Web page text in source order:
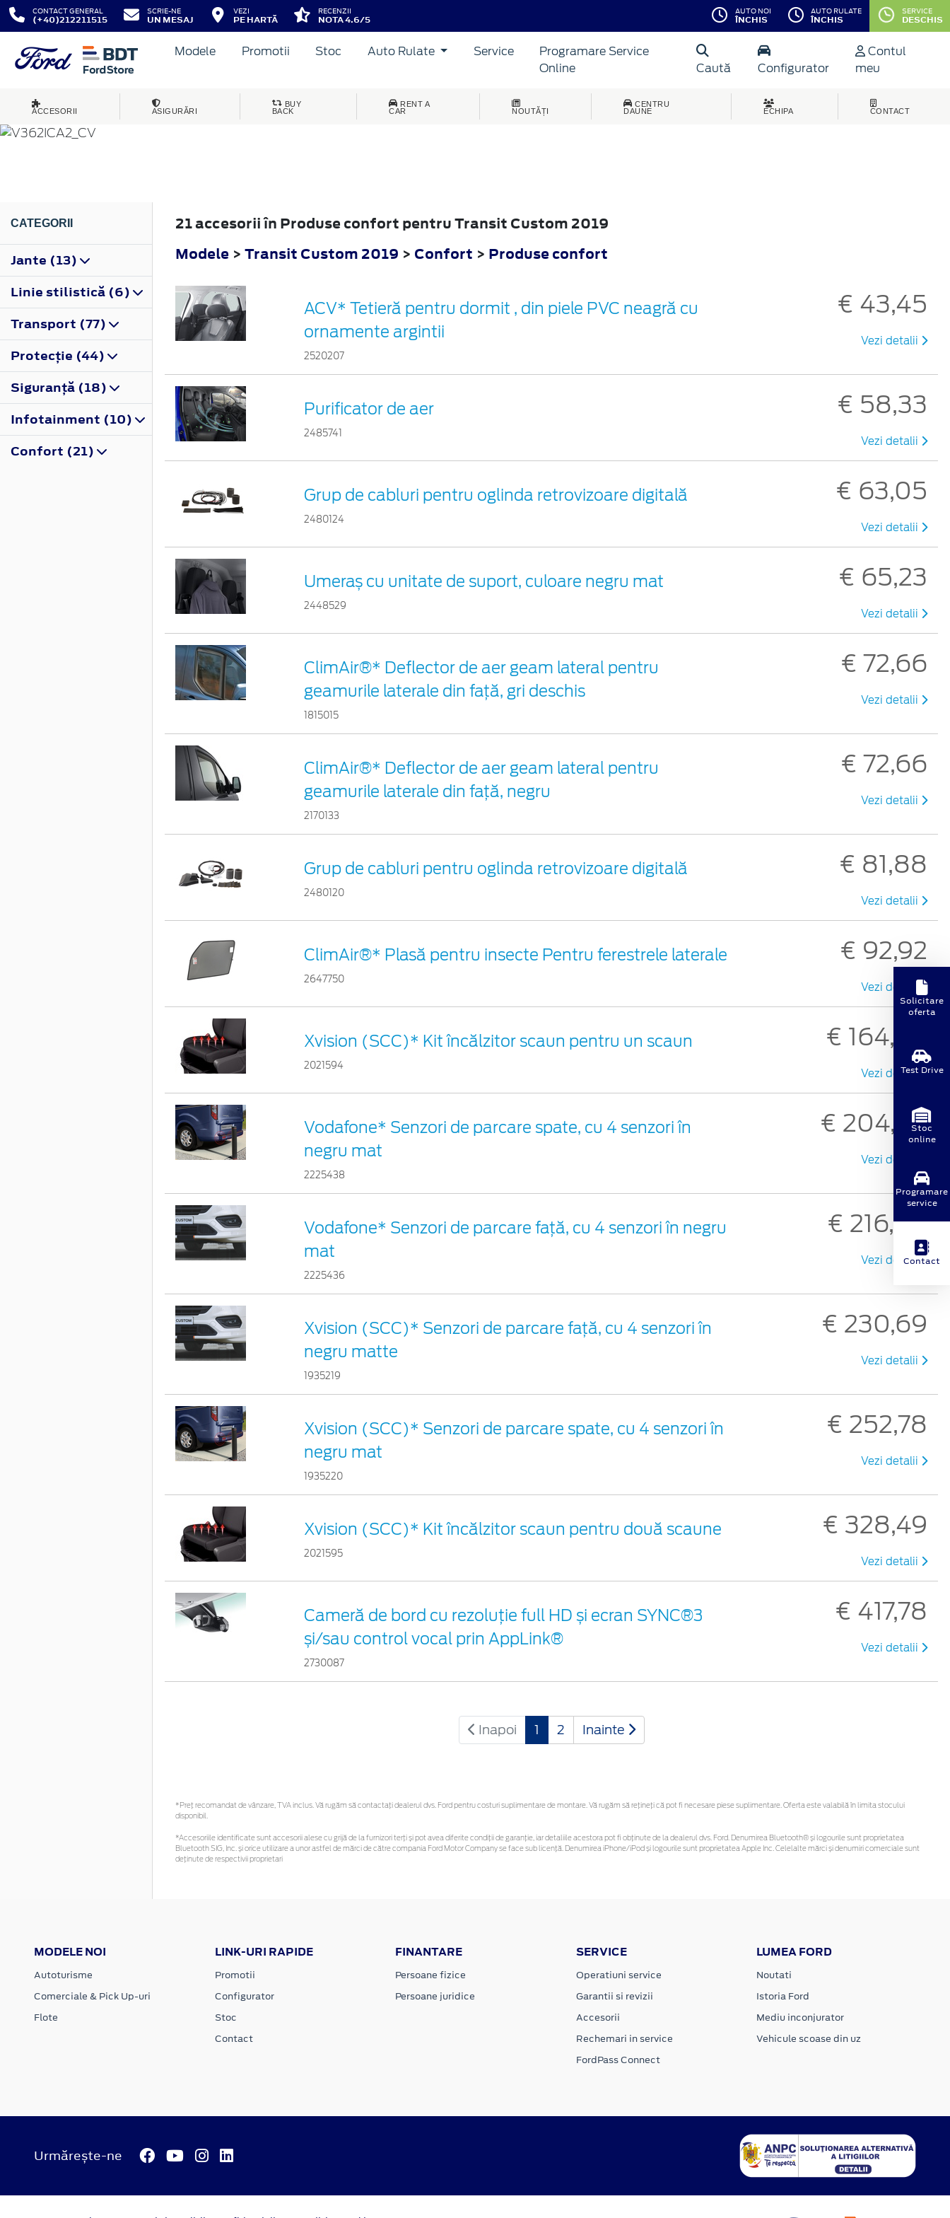
CONTACT GENERAL
(+40)212211515
SCRIE-NE
UN MESAJ
VEZI
PE HARTĂ
RECENZII
NOTA 4.6/5
AUTO NOI
ÎNCHIS
AUTO RULATE
ÎNCHIS
SERVICE
DESCHIS
Modele Promotii Stoc Auto Rulate Service
Programare Service
Online
Caută Configurator
Contul
meu
ACCESORII ASIGURĂRI
BUY
BACK
RENT A
CAR
NOUTĂȚI
CENTRU
DAUNE
ECHIPA CONTACT
TRANSIT CUSTOM
CATEGORII
Jante (13)
Linie stilistică (6)
Transport (77)
Protecţie (44)
Siguranţă (18)
Infotainment (10)
Confort (21)
21 accesorii în Produse confort pentru Transit Custom 2019
Modele > Transit Custom 2019 > Confort > Produse confort
ACV* Tetieră pentru dormit , din piele PVC neagră cu
ornamente argintii
2520207
€ 43,45
Vezi detalii
Purificator de aer
2485741
€ 58,33
Vezi detalii
Grup de cabluri pentru oglinda retrovizoare digitală
2480124
€ 63,05
Vezi detalii
Umeraș cu unitate de suport, culoare negru mat
2448529
€ 65,23
Vezi detalii
ClimAir®* Deflector de aer geam lateral pentru
geamurile laterale din faţă, gri deschis
1815015
€ 72,66
Vezi detalii
ClimAir®* Deflector de aer geam lateral pentru
geamurile laterale din faţă, negru
2170133
€ 72,66
Vezi detalii
Grup de cabluri pentru oglinda retrovizoare digitală
2480120
€ 81,88
Vezi detalii
ClimAir®* Plasă pentru insecte Pentru ferestrele laterale
2647750
€ 92,92
Vezi detalii
Xvision (SCC)* Kit încălzitor scaun pentru un scaun
2021594
€ 164,90
Vezi detalii
Vodafone* Senzori de parcare spate, cu 4 senzori în
negru mat
2225438
€ 204,64
Vezi detalii
Vodafone* Senzori de parcare față, cu 4 senzori în negru
mat
2225436
€ 216,60
Vezi detalii
Xvision (SCC)* Senzori de parcare faţă, cu 4 senzori în
negru matte
1935219
€ 230,69
Vezi detalii
Xvision (SCC)* Senzori de parcare spate, cu 4 senzori în
negru mat
1935220
€ 252,78
Vezi detalii
Xvision (SCC)* Kit încălzitor scaun pentru două scaune
2021595
€ 328,49
Vezi detalii
Cameră de bord cu rezoluție full HD și ecran SYNC®3
și/sau control vocal prin AppLink®
2730087
€ 417,78
Vezi detalii
Inapoi 1 2 Inainte
*Preţ recomandat de vânzare, TVA inclus. Vă rugăm să contactaţi dealerul dvs. Ford pentru costuri suplimentare de montare. Vă rugăm să rețineți că pot fi necesare piese suplimentare. Oferta este valabilă în limita stocului
disponibil.
*Accesoriile identificate sunt accesorii alese cu grijă de la furnizori terți și pot avea diferite condiții de garanție, iar detaliile acestora pot fi obținute de la dealerul dvs. Ford. Denumirea Bluetooth® și logourile sunt proprietatea
Bluetooth SIG, Inc. și orice utilizare a unor astfel de mărci de către compania Ford Motor Company se face sub licență. Denumirea iPhone/iPod și logourile sunt proprietatea Apple Inc. Celelalte mărci și denumiri comerciale sunt
deținute de respectivii proprietari
MODELE NOI
Autoturisme
Comerciale & Pick Up-uri
Flote
LINK-URI RAPIDE
Promotii
Configurator
Stoc
Contact
FINANTARE
Persoane fizice
Persoane juridice
SERVICE
Operatiuni service
Garantii si revizii
Accesorii
Rechemari in service
FordPass Connect
LUMEA FORD
Noutati
Istoria Ford
Mediu inconjurator
Vehicule scoase din uz
Urmărește-ne
Solicitare
oferta
Test Drive
Stoc
online
Programare
service
Contact